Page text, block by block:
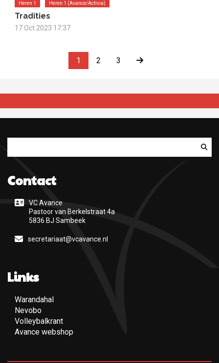
Heren 1 Heren 1 (Avance/Activia)
Tradities
17 Oct 2023 17:37
1 2 3
Contact
VC Avance
Pastoor van Berkelstraat 4a
5836 BJ Sambeek
secretariaat@vcavance.nl
Links
Warandahal
Nevobo
Volleybalkrant
Avance webshop